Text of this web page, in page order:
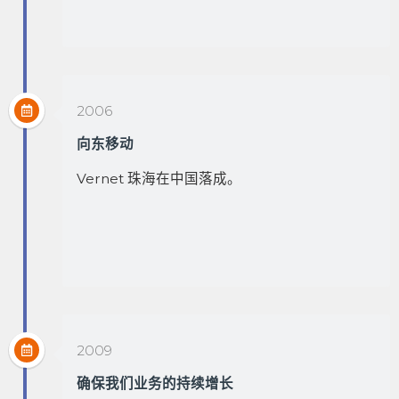
2006
向东移动
Vernet 珠海在中国 落成。
2009
确保我们业务的持续增长